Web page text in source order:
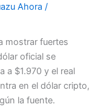
Ahora /
mostrar fuertes
oficial se
a $1.970 y el real
en el dólar cripto,
la fuente.